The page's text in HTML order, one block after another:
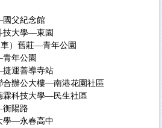
父紀念館
技大學—東園
車）舊莊—青年公園
年公園
運善導寺站
合辦公大樓—南港花園社區
霖科技大學—民生社區
衡陽路
學—永春高中